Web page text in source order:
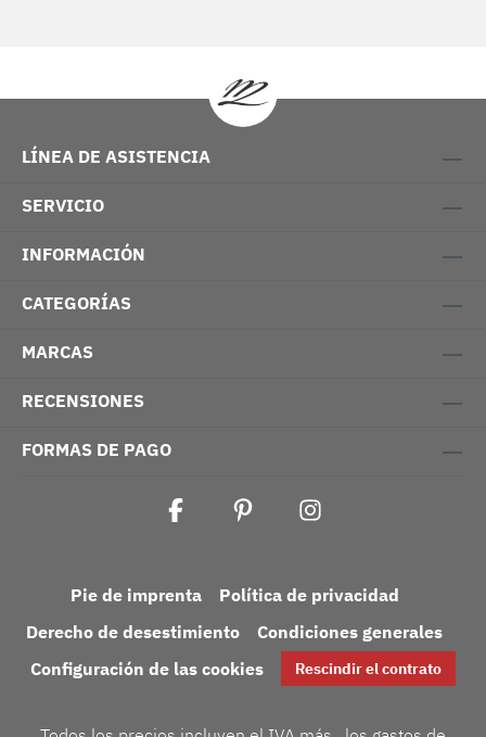
LÍNEA DE ASISTENCIA
SERVICIO
INFORMACIÓN
CATEGORÍAS
MARCAS
RECENSIONES
FORMAS DE PAGO
Pie de imprenta
Política de privacidad
Derecho de desestimiento
Condiciones generales
Configuración de las cookies
Rescindir el contrato